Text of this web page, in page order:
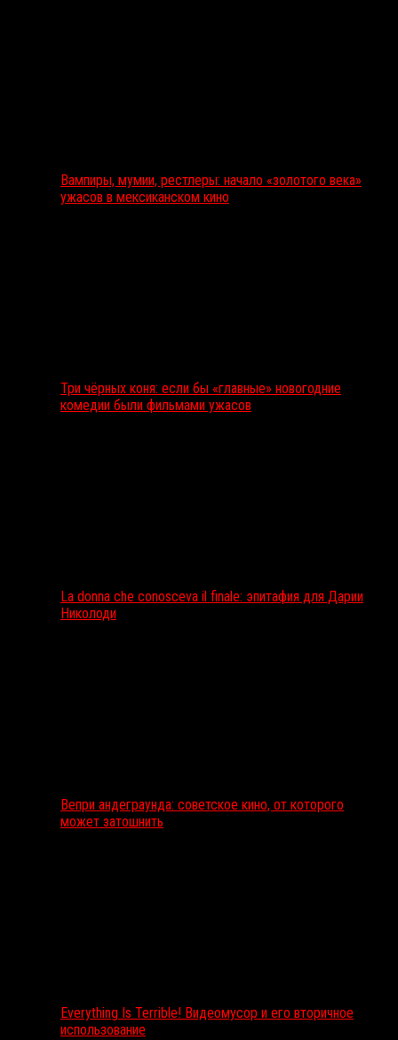
Вампиры, мумии, рестлеры: начало «золотого века»
ужасов в мексиканском кино
Три чёрных коня: если бы «главные» новогодние
комедии были фильмами ужасов
La donna che conosceva il finale: эпитафия для Дарии
Николоди
Вепри андеграунда: советское кино, от которого
может затошнить
Everything Is Terrible! Видеомусор и его вторичное
использование